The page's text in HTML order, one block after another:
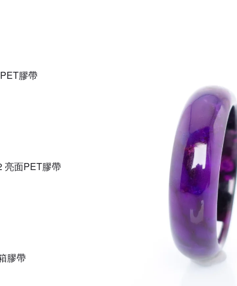
亮面PET膠帶
亮面PET膠帶
膠帶